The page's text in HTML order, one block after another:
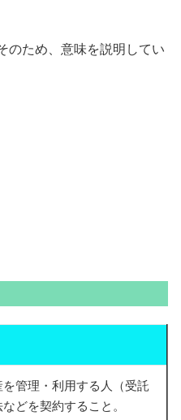
のため、意味を説明してい
管理・利用する人（受託
どを契約すること。